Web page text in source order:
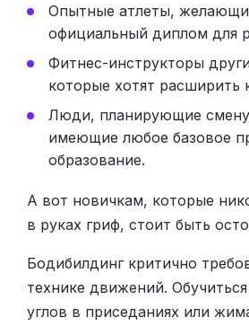
Опытные атлеты,
официальный диплом для
Фитнес-инструкторы
которые хотят расширить
Люди, планирующие
имеющие любое базовое
образование.
А вот новичкам, которые
в руках гриф, стоит быть
Бодибилдинг критично
технике движений.
углов в приседаниях или